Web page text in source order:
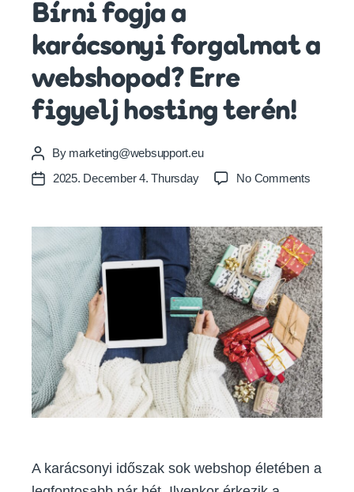
Bírni fogja a
karácsonyi forgalmat a
webshopod? Erre
figyelj hosting terén!
Post
author
By marketing@websupport.eu
Post2025. December 4. Thursday No Commentson
a
a
Erre
figyelj
hosting
terén!
A karácsonyi időszak sok webshop életében a